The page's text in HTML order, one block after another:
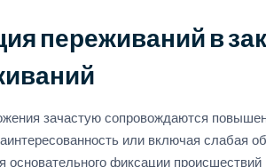
переживаний в
зачастую сопровождаются
или включая слабая
основательного фиксации